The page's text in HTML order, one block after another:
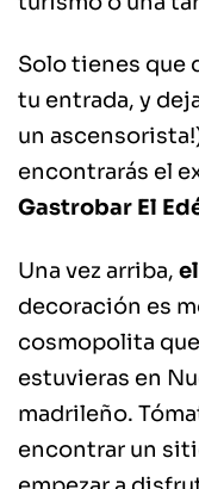
Solo tienes que
tu entrada, y
un
encontrarás el
Gastrobar El
Una vez arriba,
decoración es
cosmopolita
estuvieras en
madrileño.
encontrar un